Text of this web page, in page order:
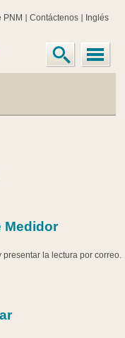
PNM Contáctenos Inglés
Medidor
la lectura por correo.